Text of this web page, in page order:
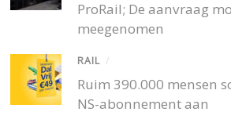
ProRail; De aanvraag
meegenomen
RAIL /
Ruim 390.000 mensen
NS-abonnement aan